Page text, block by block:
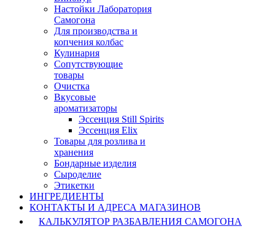
Настойки Лаборатория
Самогона
Для производства и
копчения колбас
Кулинария
Сопутствующие
товары
Очистка
Вкусовые
ароматизаторы
Эссенция Still Spirits
Эссенция Elix
Товары для розлива и
хранения
Бондарные изделия
Cыроделие
Этикетки
ИНГРЕДИЕНТЫ
КОНТАКТЫ И АДРЕСА МАГАЗИНОВ
КАЛЬКУЛЯТОР РАЗБАВЛЕНИЯ САМОГОНА